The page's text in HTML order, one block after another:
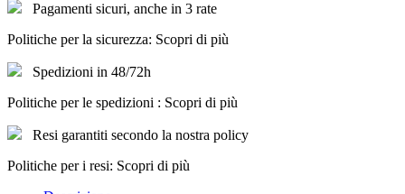
Pagamenti sicuri, anche in 3 rate
Politiche per la sicurezza: Scopri di più
Spedizioni in 48/72h
Politiche per le spedizioni : Scopri di più
Resi garantiti secondo la nostra policy
Politiche per i resi: Scopri di più